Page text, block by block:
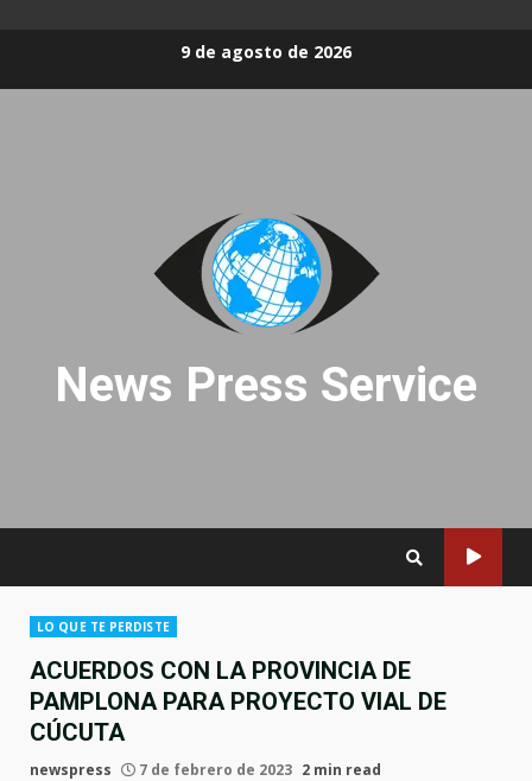
9 de agosto de 2026
News Press Service
LO QUE TE PERDISTE
ACUERDOS CON LA PROVINCIA DE
PAMPLONA PARA PROYECTO VIAL DE
CÚCUTA
newspress 7 de febrero de 2023 2 min read